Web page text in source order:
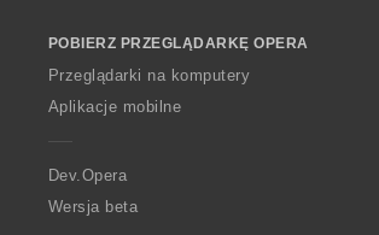
w
O
p
a
POBIERZ PRZEGLĄDARKĘ OPERA
Przeglądarki na komputery
Aplikacje mobilne
Dev.Opera
Wersja beta